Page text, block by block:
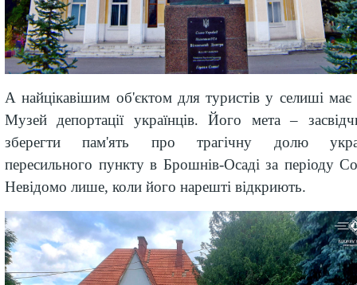
А найцікавішим об'єктом для туристів у селиші має
Музей депортації українців.Його мета–
зберегти пам'ять протрагічну долю
пересильного пункту в Брошнів-Осаді за періоду
Невідомо лише, коли його нарешті відкриють.